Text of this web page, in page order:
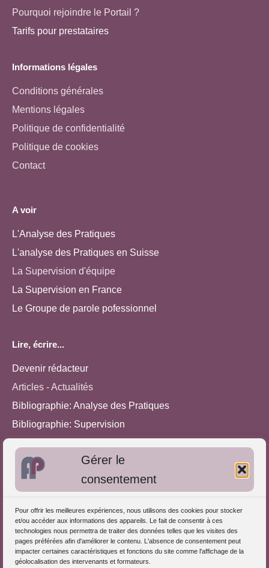
Gérer le
consentement
Pour offrir les meilleures expériences, nous utilisons des cookies pour stocker
et/ou accéder aux informations des appareils. Le fait de consentir à ces
technologies nous permettra de traiter des données telles que les visites des
pages préférées afin d'améliorer le contenu. L'absence de consentement peut
impacter certaines caractéristiques et fonctions du site comme l'affichage de la
géolocalisation des intervenants et formateurs.
Pourquoi rejoindre le Portail ?
Tarifs pour prestataires
Informations légales
Conditions générales
Mentions légales
Politique de confidentialité
Politique de cookies
Contact
A voir
L'Analyse des Pratiques
L'analyse des Pratiques en Suisse
La Supervision d'équipe
La Supervision en France
Le Groupe de parole pofessionnel
Lire, écrire...
Devenir rédacteur
Articles - Actualités
Bibliographie: Analyse des Pratiques
Bibliographie: Supervision
Approches de l'Analyse des pratiques
S'inscrire dans l'Annuaire
Publiez vos formations
Charte déontologique